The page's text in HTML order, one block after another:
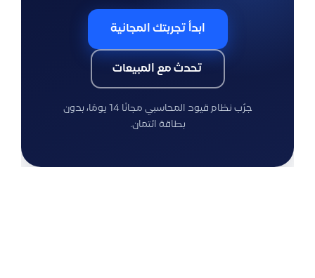
ابدأ تجربتك المجانية
تحدث مع المبيعات
جرّب نظام قيود المحاسبي مجانًا 14 يومًا، بدون
بطاقة ائتمان.